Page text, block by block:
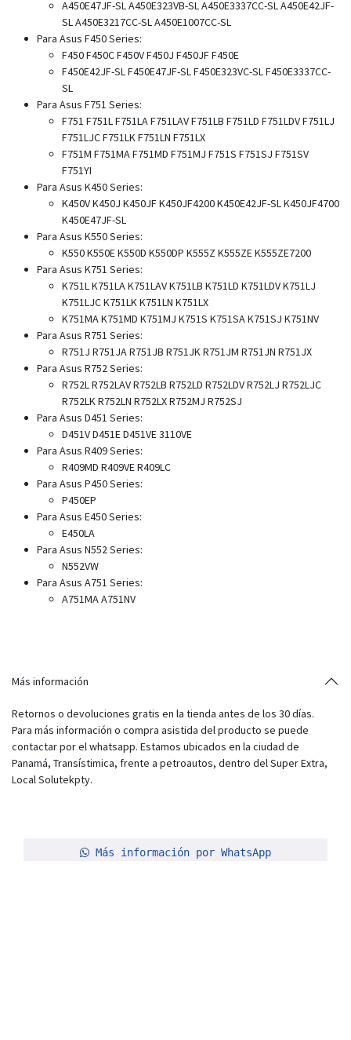
A450E47JF-SL A450E323VB-SL A450E3337CC-SL A450E42JF-
SL A450E3217CC-SL A450E1007CC-SL
Para Asus F450 Series:
F450 F450C F450V F450J F450JF F450E
F450E42JF-SL F450E47JF-SL F450E323VC-SL F450E3337CC-
SL
Para Asus F751 Series:
F751 F751L F751LA F751LAV F751LB F751LD F751LDV F751LJ
F751LJC F751LK F751LN F751LX
F751M F751MA F751MD F751MJ F751S F751SJ F751SV
F751YI
Para Asus K450 Series:
K450V K450J K450JF K450JF4200 K450E42JF-SL K450JF4700
K450E47JF-SL
Para Asus K550 Series:
K550 K550E K550D K550DP K555Z K555ZE K555ZE7200
Para Asus K751 Series:
K751L K751LA K751LAV K751LB K751LD K751LDV K751LJ
K751LJC K751LK K751LN K751LX
K751MA K751MD K751MJ K751S K751SA K751SJ K751NV
Para Asus R751 Series:
R751J R751JA R751JB R751JK R751JM R751JN R751JX
Para Asus R752 Series:
R752L R752LAV R752LB R752LD R752LDV R752LJ R752LJC
R752LK R752LN R752LX R752MJ R752SJ
Para Asus D451 Series:
D451V D451E D451VE 3110VE
Para Asus R409 Series:
R409MD R409VE R409LC
Para Asus P450 Series:
P450EP
Para Asus E450 Series:
E450LA
Para Asus N552 Series:
N552VW
Para Asus A751 Series:
A751MA A751NV
Más información
Retornos o devoluciones gratis en la tienda antes de los 30 días.
Para más información o compra asistida del producto se puede
contactar por el whatsapp. Estamos ubicados en la ciudad de
Panamá, Transístimica, frente a petroautos, dentro del Super Extra,
Local Solutekpty.
Más información por WhatsApp